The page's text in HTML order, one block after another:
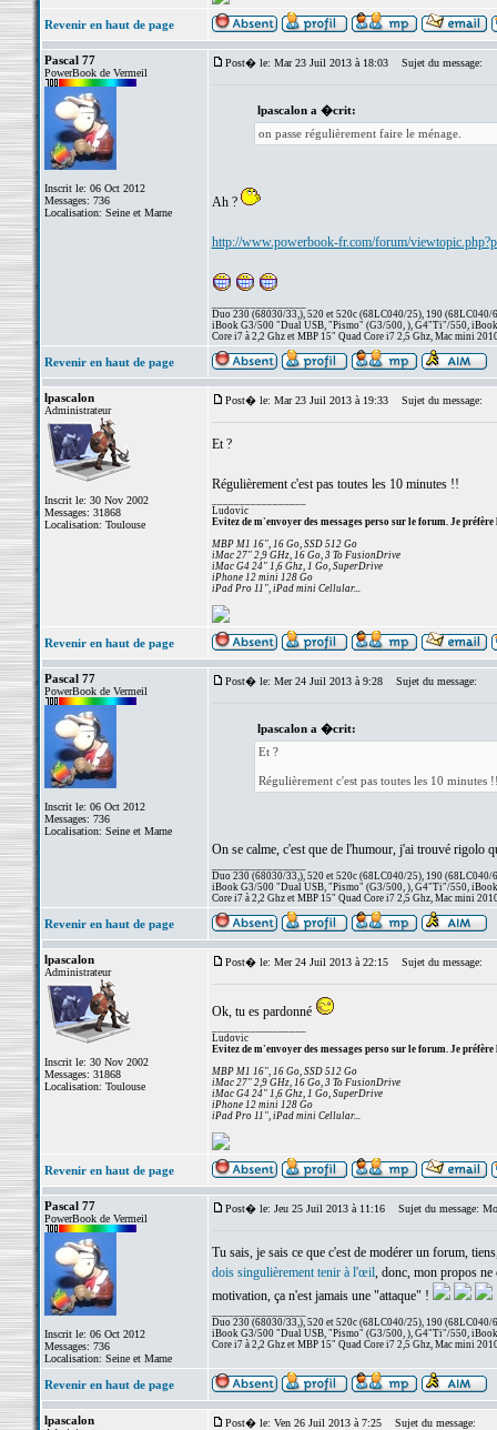
Revenir en haut de page
Pascal 77
PowerBook de Vermeil
Inscrit le: 06 Oct 2012
Messages: 736
Localisation: Seine et Marne
Post� le: Mar 23 Juil 2013 à 18:03 Sujet du message:
lpascalon a �crit:
on passe régulièrement faire le ménage.
Ah ?
http://www.powerbook-fr.com/forum/
Duo 230 (68030/33,), 520 et 520c (68LC040/25), 190 (68LC040/
iBook G3/500 "Dual USB, "Pismo" (G3/500, ), G4"Ti"/550,
Core i7 à 2,2 Ghz et MBP 15" Quad Core i7 2,5 Ghz, Mac mini
Revenir en haut de page
lpascalon
Administrateur
Inscrit le: 30 Nov 2002
Messages: 31868
Localisation: Toulouse
Post� le: Mar 23 Juil 2013 à 19:33 Sujet du message:
Et ?
Régulièrement c'est pas toutes les 10 minutes !!
Ludovic
Evitez de m'envoyer des messages perso sur le forum. Je préfère
MBP M1 16", 16 Go, SSD 512 Go
iMac 27" 2,9 GHz, 16 Go, 3 To FusionDrive
iMac G4 24" 1,6 Ghz, 1 Go, SuperDrive
iPhone 12 mini 128 Go
iPad Pro 11", iPad mini Cellular...
Revenir en haut de page
Pascal 77
PowerBook de Vermeil
Inscrit le: 06 Oct 2012
Messages: 736
Localisation: Seine et Marne
Post� le: Mer 24 Juil 2013 à 9:28 Sujet du message:
lpascalon a �crit:
Et ?
Régulièrement c'est pas toutes les 10 minutes
On se calme, c'est que de l'humour, j'ai trouvé rigolo
Duo 230 (68030/33,), 520 et 520c (68LC040/25), 190 (68LC040/
iBook G3/500 "Dual USB, "Pismo" (G3/500, ), G4"Ti"/550,
Core i7 à 2,2 Ghz et MBP 15" Quad Core i7 2,5 Ghz, Mac mini
Revenir en haut de page
lpascalon
Administrateur
Inscrit le: 30 Nov 2002
Messages: 31868
Localisation: Toulouse
Post� le: Mer 24 Juil 2013 à 22:15 Sujet du message:
Ok, tu es pardonné
Ludovic
Evitez de m'envoyer des messages perso sur le forum. Je préfère
MBP M1 16", 16 Go, SSD 512 Go
iMac 27" 2,9 GHz, 16 Go, 3 To FusionDrive
iMac G4 24" 1,6 Ghz, 1 Go, SuperDrive
iPhone 12 mini 128 Go
iPad Pro 11", iPad mini Cellular...
Revenir en haut de page
Pascal 77
PowerBook de Vermeil
Inscrit le: 06 Oct 2012
Messages: 736
Localisation: Seine et Marne
Post� le: Jeu 25 Juil 2013 à 11:16 Sujet du message:
Tu sais, je sais ce que c'est de modérer un forum,
dois singulièrement tenir à l'œil, donc, mon propos ne
motivation, ça n'est jamais une "attaque" !
Duo 230 (68030/33,), 520 et 520c (68LC040/25), 190 (68LC040/
iBook G3/500 "Dual USB, "Pismo" (G3/500, ), G4"Ti"/550,
Core i7 à 2,2 Ghz et MBP 15" Quad Core i7 2,5 Ghz, Mac mini
Revenir en haut de page
lpascalon Post� le: Ven 26 Juil 2013 à 7:25 Sujet du message: